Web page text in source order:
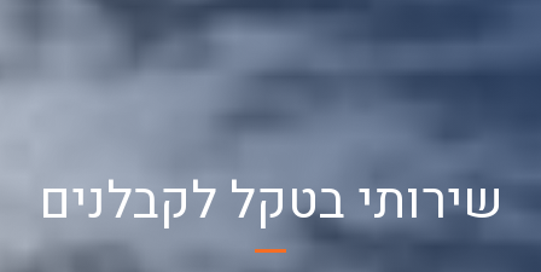
שירותי בטקל לקבלנים